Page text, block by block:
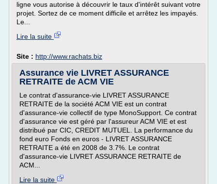
ligne vous autorise à découvrir le taux d'intérêt suivant votre
projet. Sortez de ce moment difficile et arrêtez les impayés.
Le...
Lire la suite
Site : http://www.rachats.biz
Assurance vie LIVRET ASSURANCE
RETRAITE de ACM VIE
Le contrat d'assurance-vie LIVRET ASSURANCE
RETRAITE de la société ACM VIE est un contrat
d'assurance-vie collectif de type MonoSupport. Ce contrat
d'assurance vie est géré par l'assureur ACM VIE et est
distribué par CIC, CREDIT MUTUEL. La performance du
fond euro Fonds en euros - LIVRET ASSURANCE
RETRAITE a été en 2008 de 3.7%. Le contrat
d'assurance-vie LIVRET ASSURANCE RETRAITE de
ACM...
Lire la suite